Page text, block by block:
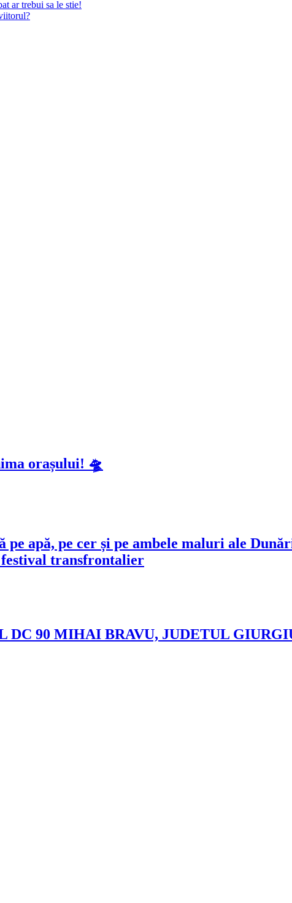
ar trebui sa le stie!
orașului! 🛸
apă, pe cer și pe ambele maluri ale
festival transfrontalier
90 MIHAI BRAVU, JUDETUL